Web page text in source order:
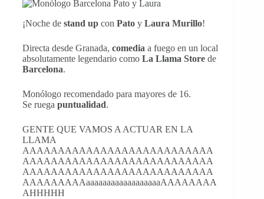
¡Noche de stand up con Pato y Laura Murillo!
Directa desde Granada, comedia a fuego en un local
absolutamente legendario como La Llama Store de
Barcelona.
Monólogo recomendado para mayores de 16.
Se ruega puntualidad.
GENTE QUE VAMOS A ACTUAR EN LA
LLAMA
AAAAAAAAAAAAAAAAAAAAAAAAAAA
AAAAAAAAAAAAAAAAAAAAAAAAAAA
AAAAAAAAAAAAAAAAAAAAAAAAAAA
AAAAAAAAAaaaaaaaaaaaaaaaaaaAAAAAAAA
AHHHHH